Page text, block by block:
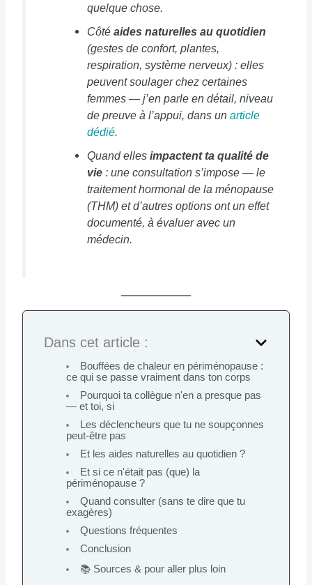
quelque chose.
Côtéaides naturelles au quotidien
(gestes de confort, plantes,
respiration, système nerveux) : elles
peuvent soulager chez certaines
femmes — j’en parle en détail, niveau
de preuve à l’appui, dans unarticle
dédié.
Quand ellesimpactent ta qualité de
vie : une consultation s’impose — le
traitement hormonal de la ménopause
(THM) et d’autres options ont un effet
documenté, à évaluer avec un
médecin.
Dans cet article :
Bouffées de chaleur en périménopause :
ce qui se passe vraiment dans ton corps
Pourquoi ta collègue n'en a presque pas
— et toi, si
Les déclencheurs que tu ne soupçonnes
peut-être pas
Et les aides naturelles au quotidien ?
Et si ce n'était pas (que) la
périménopause ?
Quand consulter (sans te dire que tu
exagères)
Questions fréquentes
Conclusion
📚 Sources & pour aller plus loin